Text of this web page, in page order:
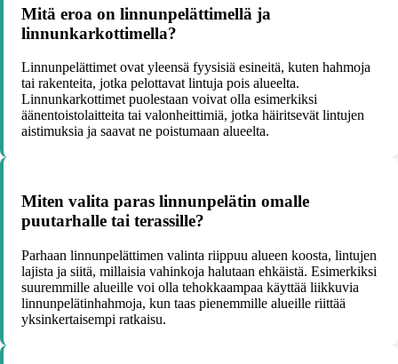
Mitä eroa on linnunpelättimellä ja
linnunkarkottimella?
Linnunpelättimet ovat yleensä fyysisiä esineitä, kuten hahmoja
tai rakenteita, jotka pelottavat lintuja pois alueelta.
Linnunkarkottimet puolestaan voivat olla esimerkiksi
äänentoistolaitteita tai valonheittimiä, jotka häiritsevät lintujen
aistimuksia ja saavat ne poistumaan alueelta.
Miten valita paras linnunpelätin omalle
puutarhalle tai terassille?
Parhaan linnunpelättimen valinta riippuu alueen koosta, lintujen
lajista ja siitä, millaisia vahinkoja halutaan ehkäistä. Esimerkiksi
suuremmille alueille voi olla tehokkaampaa käyttää liikkuvia
linnunpelätinhahmoja, kun taas pienemmille alueille riittää
yksinkertaisempi ratkaisu.